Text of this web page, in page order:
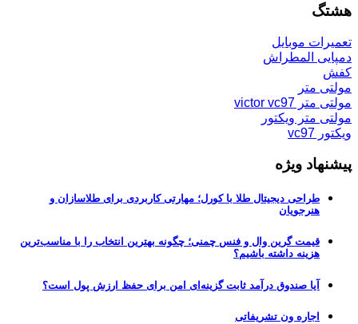
هشتگ
تعمیرات موبایل
دمپایی المطراش
کفش
مولتی متر
مولتی متر victor vc97
مولتی متر ویکتور
ویکتور vc97
پیشنهاد ویژه
طراحی دیجیتال طلا با کورل؛ مهارتی کاربردی برای طلاسازان و
هنرجویان
قیمت گرین وال و فنس چمنی؛ چگونه بهترین انتخاب را با مناسب‌ترین
هزینه داشته باشیم؟
آیا صندوق درآمد ثابت گزینه‌ای امن برای حفظ ارزش پول است؟
اجاره ون تشریفاتی